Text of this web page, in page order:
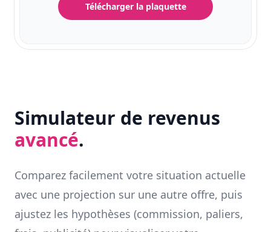
Télécharger la plaquette
Simulateur de revenus
avancé.
Comparez facilement votre situation actuelle
avec une projection sur une autre offre, puis
ajustez les hypothèses (commission, paliers,